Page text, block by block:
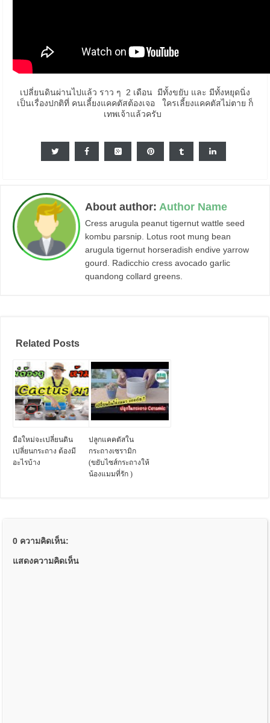
เปลี่ยนดินผ่านไปแล้ว ราว ๆ 2 เดือน มีทั้งขยับ และ มีทั้งหยุดนิ่ง
เป็นเรื่องปกติที่ คนเลี้ยงแคคตัสต้องเจอ ใครเลี้ยงแคคตัสไม่ตาย ก็
เทพเจ้าแล้วครับ
About author: Author Name
Cress arugula peanut tigernut wattle seed
kombu parsnip. Lotus root mung bean
arugula tigernut horseradish endive yarrow
gourd. Radicchio cress avocado garlic
quandong collard greens.
Related Posts
มือใหม่จะเปลี่ยนดิน
เปลี่ยนกระถาง ต้องมี
อะไรบ้าง
ปลูกแคคตัสใน
กระถางเซรามิก
(ขยับไซส์กระถางให้
น้องแมมที่รัก )
0 ความคิดเห็น:
แสดงความคิดเห็น